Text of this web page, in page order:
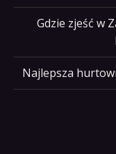
Gdzie zjeść w
Najlepsza